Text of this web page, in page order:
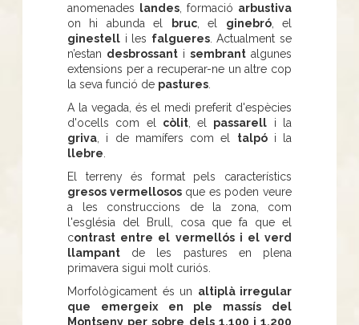
anomenades
landes , formació arbustiva
on hi abunda el
bruc, el ginebró, el
ginestell i les falgueres. Actualment se
n’estan desbrossant i sembrant algunes
extensions per a recuperar-ne un altre cop
la seva funció de pastures
A la vegada, és el medi preferit d'espècies
d'ocells com el còlit, el passarell i la
griva , i de mamífers com el talpói la
llebre
El terreny és format pels característics
gresos vermellososque es poden veure
a les construccions de la zona, com
l'església del Brull, cosa que fa que el
contrast entre el vermellós i el verd
llampant de les pastures en plena
primavera sigui molt curiós.
Morfològicament és un altiplà irregular
que emergeix en ple massís del
Montseny per sobre dels 1.100 i 1.200